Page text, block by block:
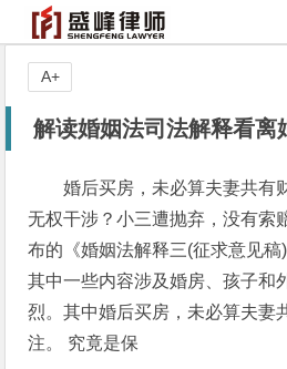
解读婚姻法司法解释看离
婚后买房，未必算夫妻共有
无权干涉？小三遭抛弃，没有索
布的《婚姻法解释三(征求意见稿
其中一些内容涉及婚房、孩子和
烈。其中婚后买房，未必算夫妻
注。 究竟是保
A+